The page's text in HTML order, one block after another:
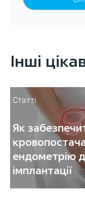
Інші
Статті
Як
ендометрію
імплантації